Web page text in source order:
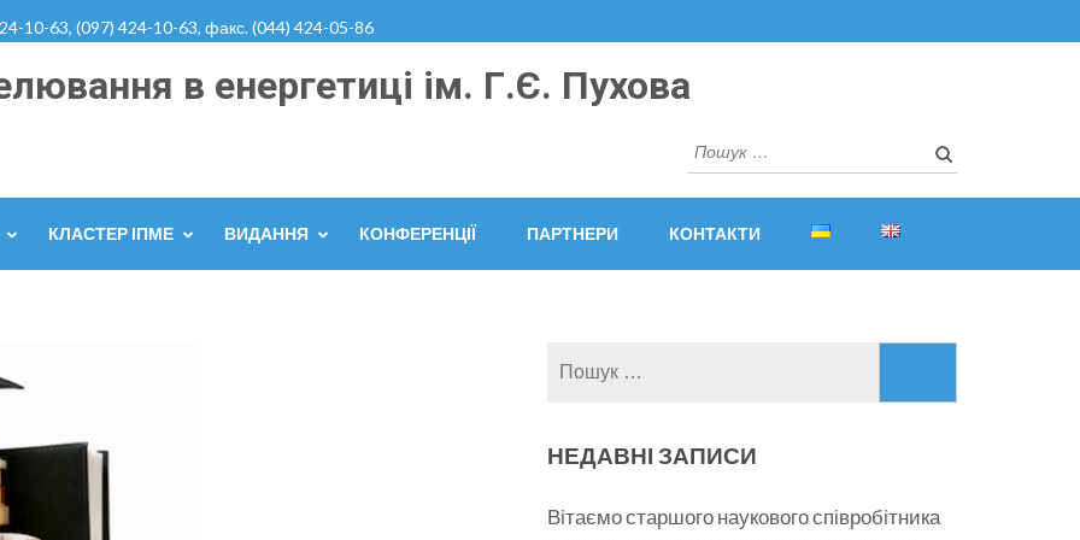
10-63, (097) 424-10-63, факс. (044) 424-05-86
в енергетиці ім. Г.Є. Пухова
Пошук:
КЛАСТЕР ІПМЕ ВИДАННЯ КОНФЕРЕНЦІЇ ПАРТНЕРИ КОНТАКТИ
НЕДАВНІ ЗАПИСИ
Вітаємо старшого наукового співробітника